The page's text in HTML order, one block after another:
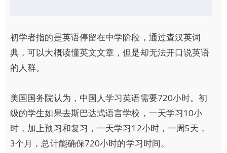
初学者指的是英语停留在中学阶段，通过查汉英词
典，可以大概读懂英文文章，但是却无法开口说英语
的人群。
美国国务院认为，中国人学习英语需要720小时。初
级的学生如果去斯巴达式语言学校，一天学习10小
时，加上预习和复习，一天学习12小时，一周5天，
3个月，总计能确保720小时的学习时间。